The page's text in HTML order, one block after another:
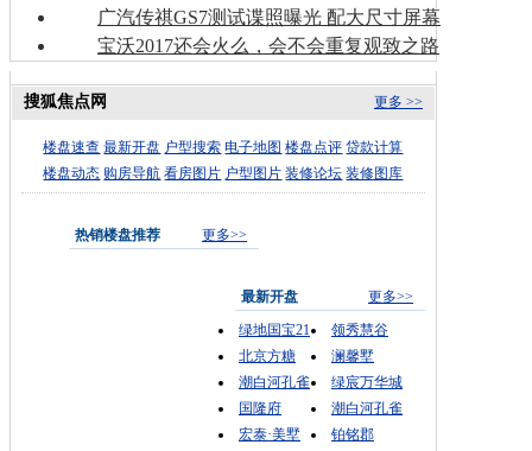
广汽传祺GS7测试谍照曝光 配大尺寸屏幕
宝沃2017还会火么，会不会重复观致之路
更多 >>
搜狐焦点网
楼盘速查 最新开盘 户型搜索 电子地图 楼盘点评 贷款计算
楼盘动态 购房导航 看房图片 户型图片 装修论坛 装修图库
热销楼盘推荐 更多>>
最新开盘
更多>>
绿地国宝21
领秀慧谷
北京方糖
澜馨墅
潮白河孔雀
绿宸万华城
国隆府
潮白河孔雀
宏泰·美墅
铂铭郡